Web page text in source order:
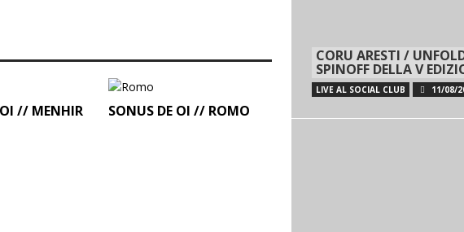
// MENHIR SONUS DE OI // ROMO
CORU ARESTI /
SPINOFF DELLA V
LIVE AL SOCIAL CLUB 11/08/